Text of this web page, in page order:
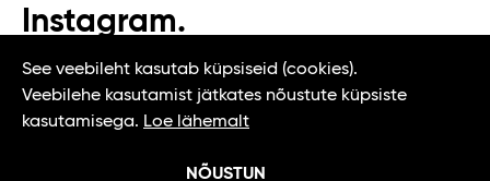
Instagram.
#t1tallinn #tasteoftallinn
See veebileht kasutab küpsiseid (cookies).
Veebilehe kasutamist jätkates nõustute küpsiste
kasutamisega. Loe lähemalt
NÕUSTUN